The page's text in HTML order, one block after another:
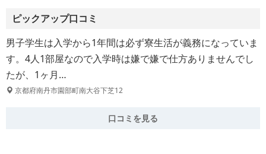
ピックアップ口コミ
男子学生は入学から1年間は必ず寮生活が義務になっていま
す。4人1部屋なので入学時は嫌で嫌で仕方ありませんでし
たが、1ヶ月…
京都府南丹市園部町南大谷下芝12
口コミを見る